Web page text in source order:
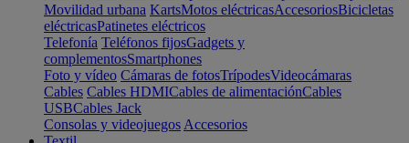
Movilidad urbana KartsMotos eléctricasAccesoriosBicicletas
eléctricasPatinetes eléctricos
Telefonía Teléfonos fijosGadgets y
complementosSmartphones
Foto y vídeo Cámaras de fotosTrípodesVideocámaras
Cables Cables HDMICables de alimentaciónCables
USBCables Jack
Consolas y videojuegos Accesorios